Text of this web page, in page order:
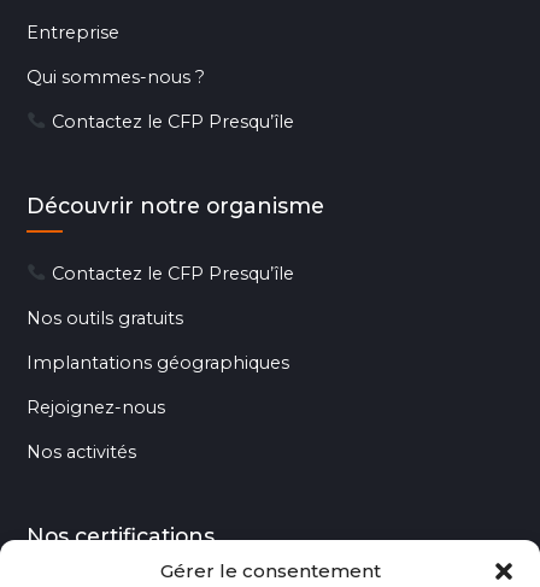
Gérer le consentement
Entreprise
Qui sommes-nous ?
Contactez le CFP Presqu’île
Découvrir notre organisme
Contactez le CFP Presqu’île
Nos outils gratuits
Implantations géographiques
Rejoignez-nous
Nos activités
Nos certifications